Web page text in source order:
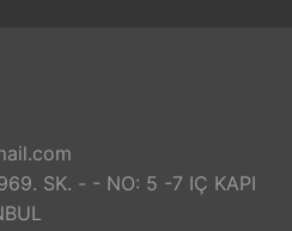
SK. - - NO: 5 -7 IÇ KAPI